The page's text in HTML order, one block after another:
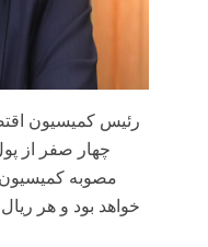
رئیس کمیسیون
چهار صفر از
مصوبه